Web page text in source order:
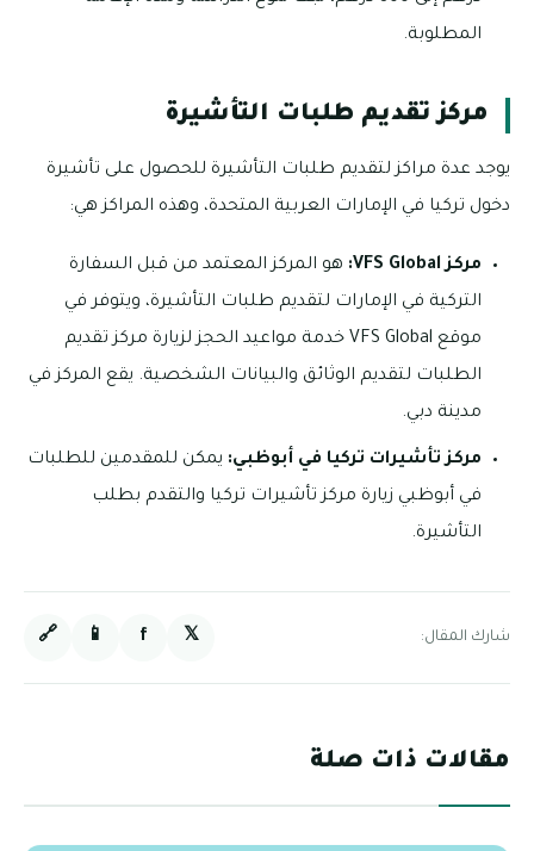
المطلوبة.
مركز تقديم طلبات التأشيرة
يوجد عدة مراكز لتقديم طلبات التأشيرة للحصول على تأشيرة
دخول تركيا في الإمارات العربية المتحدة، وهذه المراكز هي:
مركز VFS Global:
هو المركز المعتمد من قبل السفارة
التركية في الإمارات لتقديم طلبات التأشيرة، ويتوفر في
موقع VFS Global خدمة مواعيد الحجز لزيارة مركز تقديم
الطلبات لتقديم الوثائق والبيانات الشخصية. يقع المركز في
مدينة دبي.
مركز تأشيرات تركيا في أبوظبي: يمكن للمقدمين للطلبات
في أبوظبي زيارة مركز تأشيرات تركيا والتقدم بطلب
التأشيرة.
شارك المقال: 𝕏
f
📱
🔗
مقالات ذات صلة